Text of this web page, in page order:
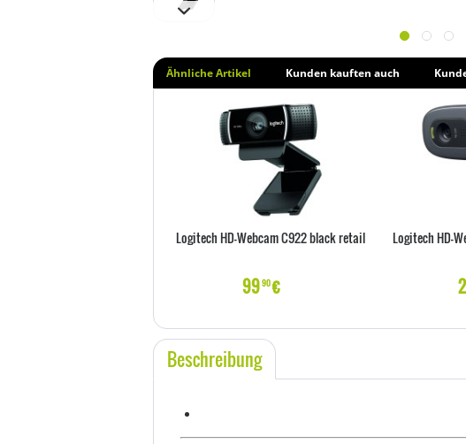
Ähnliche Artikel Kunden kauften auch
Logitech HD-Webcam C922 black retail
9990€
Logitech HD-
Beschreibung